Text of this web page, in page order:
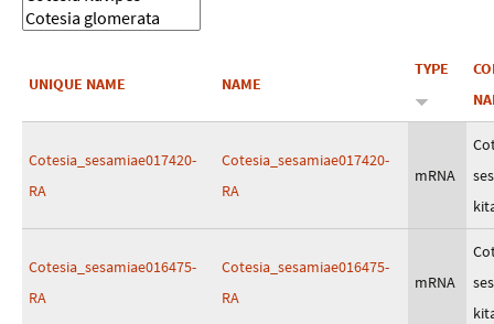
UNIQUE NAME NAME
TYPE
Cotesia_sesamiae017420-
RA
Cotesia_sesamiae017420-
RA
mRNA
Cotesia_sesamiae016475-
RA
Cotesia_sesamiae016475-
RA
mRNA